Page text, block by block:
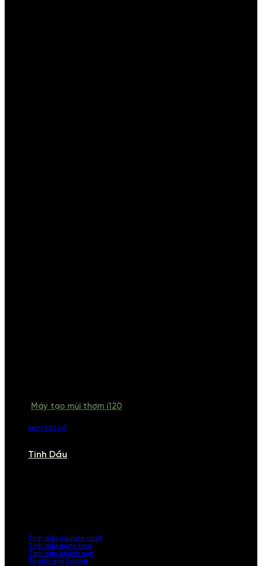
Máy tạo mùi thơm i120
xem tất cả
Tinh Dầu
Tinh dầu nguyên chất
Tinh dầu nước hoa
Tinh dầu khách sạn
Tư vấn mùi hương